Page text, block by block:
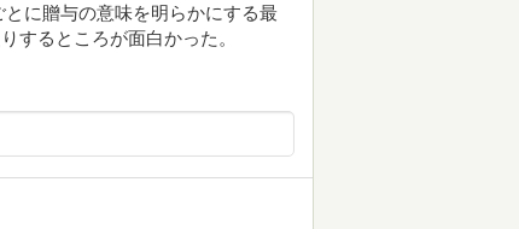
に贈与の意味を明らかにする最
するところが面白かった。